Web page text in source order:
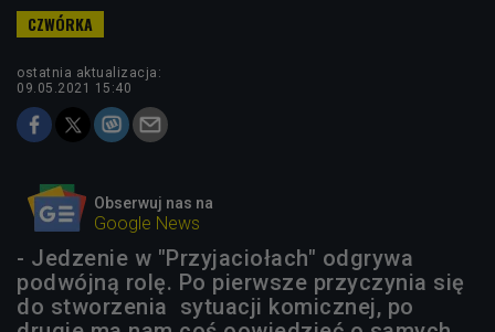
ostatnia aktualizacja:
09.05.2021 15:40
Obserwuj nas na
Google News
- Jedzenie w "Przyjaciołach" odgrywa
podwójną rolę. Po pierwsze przyczynia się
do stworzenia sytuacji komicznej, po